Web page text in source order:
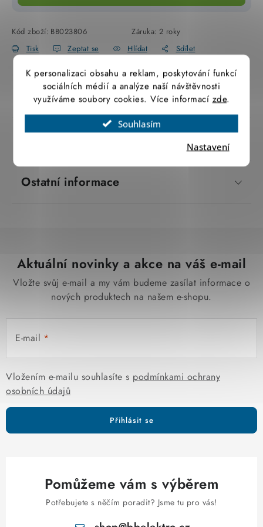
K personalizaci obsahu a reklam, poskytování funkcí
sociálních médií a analýze naší návštěvnosti
využíváme soubory cookies. Více informacízde.
Souhlasím
Nastavení
NÁŘADÍ
VÝPRODEJ
Položky bez zařazené kategorie dle výrobců
VÁNOCE
OSVĚTLENÍ
Kód zboží: BB023806 Záruka: 2 roky
Tisk
Zeptat se Hlídat Sdílet
Popis produktu
Ostatní informace
Aktuální novinky a akce na váš e-mail
Vložte svůj e-mail a my vám budeme zasílat informace o
nových produktech na našem e-shopu.
E-mail
Vložením e-mailu souhlasíte s podmínkami ochrany
osobních údajů
Přihlásit se
Pomůžeme vám s výběrem
Potřebujete s něčím poradit? Jsme tu pro vás!